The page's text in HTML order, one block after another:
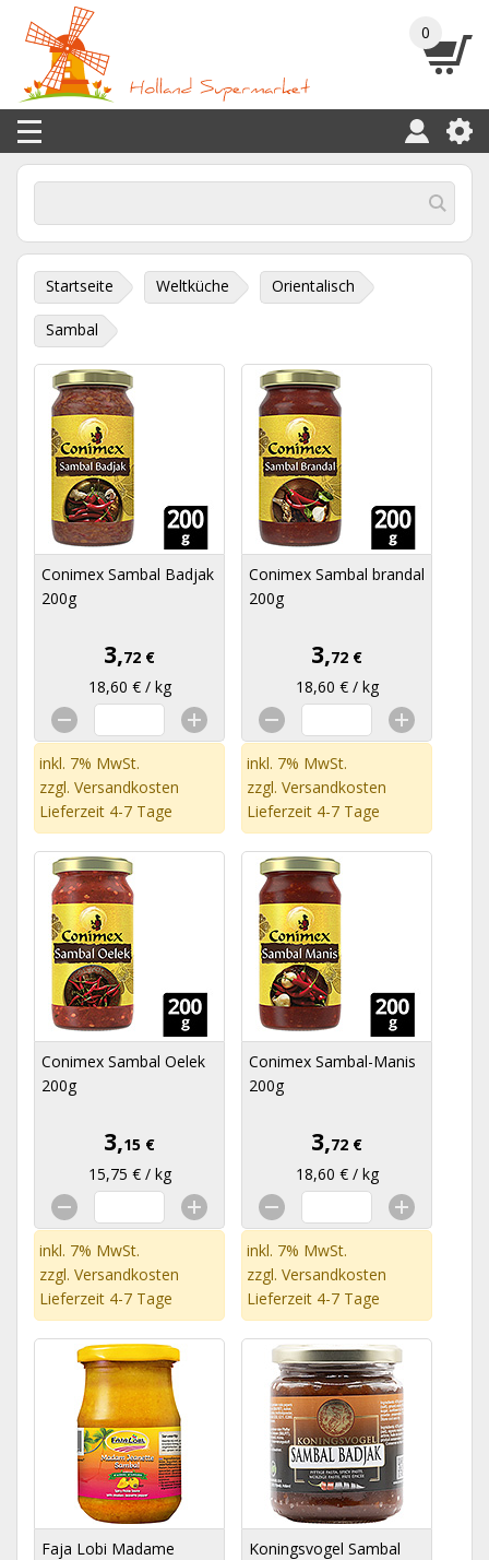
0
Startseite Weltküche Orientalisch
Sambal
Conimex Sambal Badjak
200g
3,72 €
18,60 € / kg
inkl. 7% MwSt.
zzgl. Versandkosten
Lieferzeit 4-7 Tage
Conimex Sambal brandal
200g
3,72 €
18,60 € / kg
inkl. 7% MwSt.
zzgl. Versandkosten
Lieferzeit 4-7 Tage
Conimex Sambal Oelek
200g
3,15 €
15,75 € / kg
inkl. 7% MwSt.
zzgl. Versandkosten
Lieferzeit 4-7 Tage
Conimex Sambal-Manis
200g
3,72 €
18,60 € / kg
inkl. 7% MwSt.
zzgl. Versandkosten
Lieferzeit 4-7 Tage
Faja Lobi Madame
Koningsvogel Sambal